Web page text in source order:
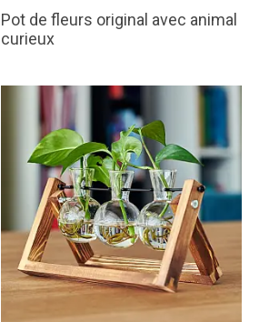
Pot de fleurs original avec animal
curieux